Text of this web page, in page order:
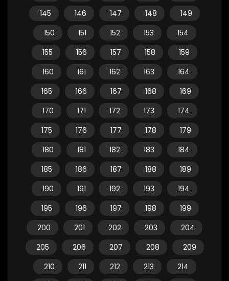
145
146 147 148
149
150
151 152 153
154
155
156 157 158
159
160
161 162 163
164
165
166 167 168
169
170
171 172 173
174
175
176 177 178
179
180
181 182 183
184
185
186 187 188
189
190
191 192 193
194
195
196 197 198
199
200
201 202 203
204
205
206 207 208
209
210
211 212 213
214